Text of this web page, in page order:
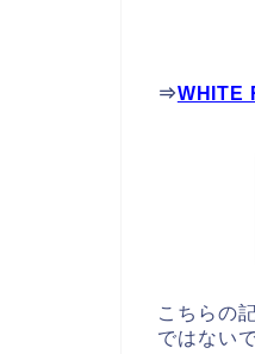
⇒WHITE
こちらの
ではない